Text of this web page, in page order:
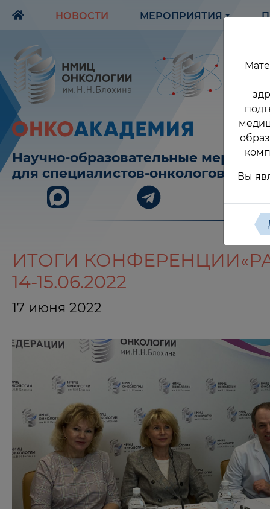
Вы
НОВОСТИ МЕРОПРИЯТИЯ
Научно-образовательные
для специалистов-онкологов
ИТОГИ
14-15.06.2022
17 июня 2022